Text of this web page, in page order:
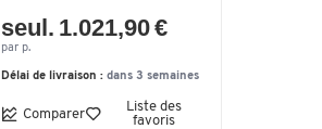
seul. 1.021,90 €
par p.
Délai de livraison : dans 3 semaines
Comparer
Liste des
favoris